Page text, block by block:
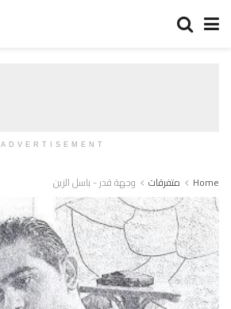
ADVERTISEMENT
Home متفرقات وجهة قدر - باسل الزين